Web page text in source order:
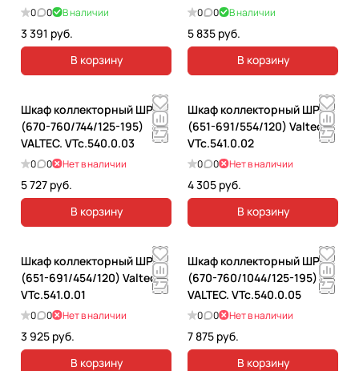
0 0 В наличии
3 391 руб.
В корзину
0 0 В наличии
5 835 руб.
В корзину
Шкаф коллекторный ШРВ3
(670-760/744/125-195)
VALTEC. VTc.540.0.03
0 0 Нет в наличии
5 727 руб.
В корзину
Шкаф коллекторный ШРН2
(651-691/554/120) Valtec.
VTc.541.0.02
0 0 Нет в наличии
4 305 руб.
В корзину
Шкаф коллекторный ШРН1
(651-691/454/120) Valtec.
VTc.541.0.01
0 0 Нет в наличии
3 925 руб.
В корзину
Шкаф коллекторный ШРВ5
(670-760/1044/125-195)
VALTEC. VTc.540.0.05
0 0 Нет в наличии
7 875 руб.
В корзину